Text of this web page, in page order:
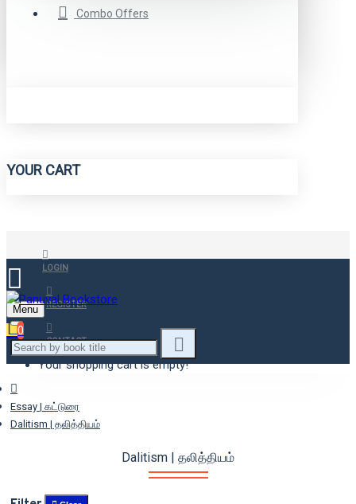
Combo Offers
YOUR CART
LOGIN
REGISTER
CONTACT
Menu
0
Your shopping cart is empty!
Essay | கட்டுரை
Dalitism | தலித்தியம்
Dalitism | தலித்தியம்